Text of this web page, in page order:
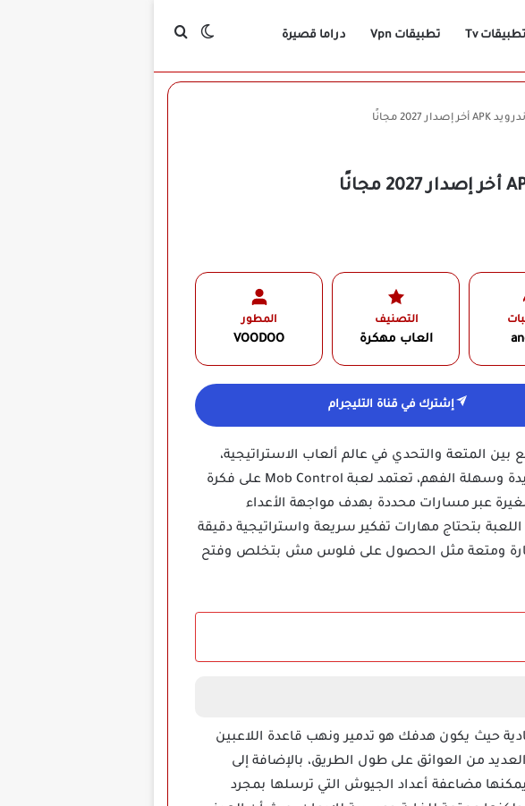
تطبيقات Tv تطبيقات Vpn دراما قصيرة الوضع المظلم
بحث عن
التصنيف
العاب مهكرة
المطور
VOODOO
إشترك في قناة التليجرام
بين المتعة والتحدي في عالم ألعاب الاستراتيجية،
اللعبة دي اتعملت بواسطة شركة VOODOO الشهيرة والتي تميزت بإنتاج ألعاب جديدة وسهلة الفهم، تعتمد لعبة Mob Control على فكرة
عبر مسارات محددة بهدف مواجهة الأعداء
بتحتاج مهارات تفكير سريعة واستراتيجية دقيقة
إثارة ومتعة مثل الحصول على فلوس مش بتخلص وفتح
حيث يكون هدفك هو تدمير ونهب قاعدة اللاعبين
من العوائق على طول الطريق، بالإضافة إلى
مضاعفة أعداد الجيوش التي ترسلها بمجرد